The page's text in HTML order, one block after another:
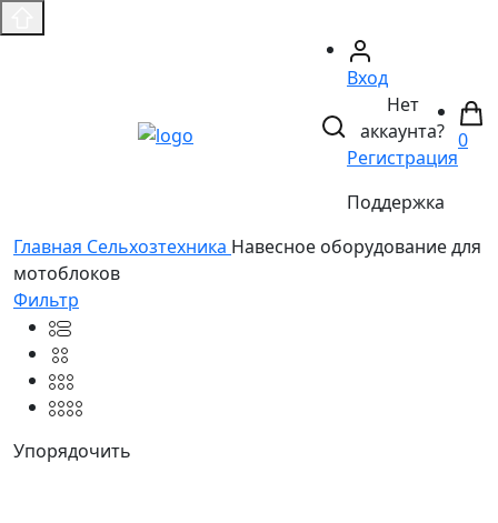
Вход
Нет
аккаунта?
Регистрация
Поддержка
0
Главная Сельхозтехника Навесное оборудование для
мотоблоков
Фильтр
Упорядочить